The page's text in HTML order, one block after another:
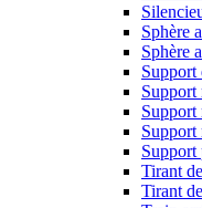
Sphère
Sphère
Support
Support
Support
Support
Support
Tirant
Tirant